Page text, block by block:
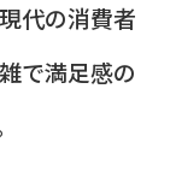
代の消費者
で満足感の